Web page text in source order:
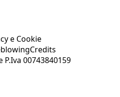
e Cookie
Credits
00743840159